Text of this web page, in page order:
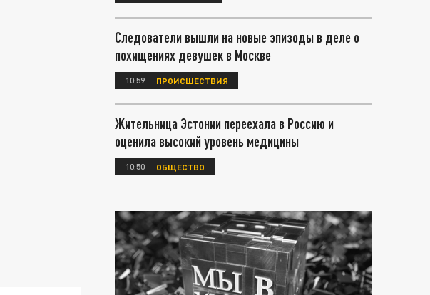
Следователи вышли на новые эпизоды в деле о
похищениях девушек в Москве
10:59 ПРОИСШЕСТВИЯ
Жительница Эстонии переехала в Россию и
оценила высокий уровень медицины
10:50 ОБЩЕСТВО